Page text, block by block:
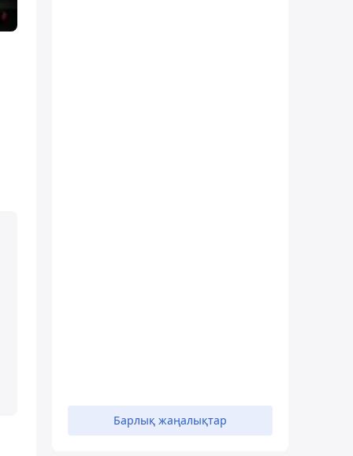
Барлық жаңалықтар